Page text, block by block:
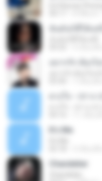
ดวงใจ - ปราง
It′s Me
Chandelier